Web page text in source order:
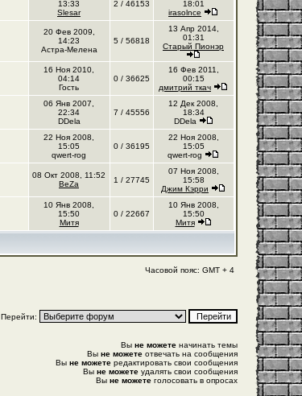
13:33
Slesar
2 / 46153
18:01
irasolnce
20 Фев 2009,
14:23
Астра-Мелена
5 / 56818
13 Апр 2014,
01:31
Старый Пионэр
16 Ноя 2010,
04:14
Гость
0 / 36625
16 Фев 2011,
00:15
дмитрий ткач
06 Янв 2007,
22:34
DDela
7 / 45556
12 Дек 2008,
18:34
DDela
22 Ноя 2008,
15:05
qwert-rog
0 / 36195
22 Ноя 2008,
15:05
qwert-rog
08 Окт 2008, 11:52
BeZa
1 / 27745
07 Ноя 2008,
15:58
Джим Кэрри
10 Янв 2008,
15:50
Митя
0 / 22667
10 Янв 2008,
15:50
Митя
Часовой пояс: GMT + 4
Перейти:
Вы не можетеначинать темы
Вы не можетеотвечать на сообщения
Вы не можетередактировать свои сообщения
Вы не можетеудалять свои сообщения
Вы не можетеголосовать в опросах